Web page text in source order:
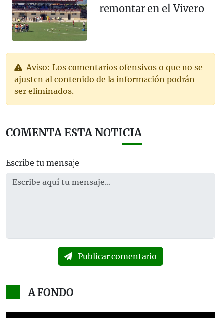
remontar en el Vivero
Aviso: Los comentarios ofensivos o que no se
ajusten al contenido de la información podrán
ser eliminados.
COMENTA ESTA NOTICIA
Escribe tu mensaje
Publicar comentario
A FONDO